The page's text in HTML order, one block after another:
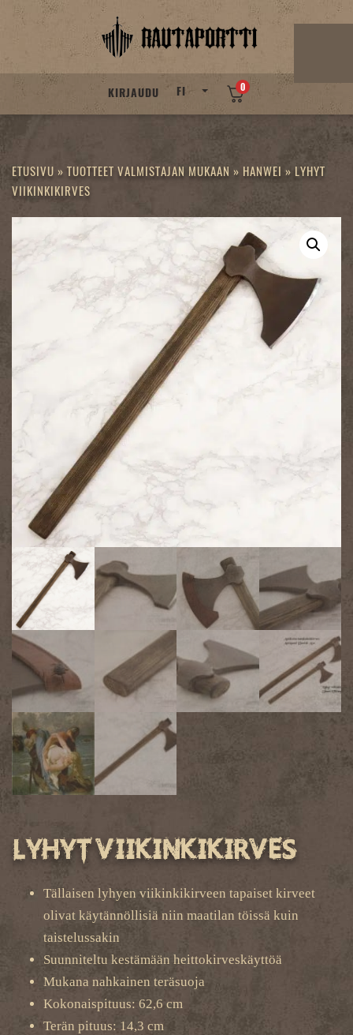
Skip
KIRJAUDU FI 0
ETUSIVU » TUOTTEET VALMISTAJAN MUKAAN » HANWEI » LYHYT
VIIKINKIKIRVES
Lyhyt viikinkikirves
Tällaisen lyhyen viikinkikirveen tapaiset kirveet
olivat käytännöllisiä niin maatilan töissä kuin
taistelussakin
Suunniteltu kestämään heittokirveskäyttöä
Mukana nahkainen teräsuoja
Kokonaispituus: 62,6 cm
Terän pituus: 14,3 cm